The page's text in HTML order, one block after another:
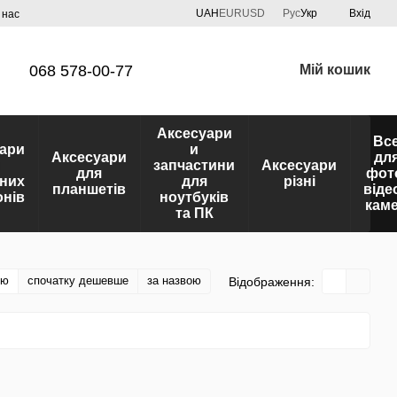
UAH EURUSD РусУкр Вхід
068 578-00-77 Мій кошик
Аксесуари
для
планшетів
Аксесуари
и
запчастини
для
ноутбуків
та ПК
Аксесуари
різні
спочатку дешевше за назвою Відображення: